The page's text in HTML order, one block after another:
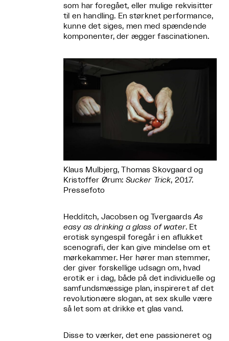
som har foregået, eller mulige rekvisitter
til en handling. En størknet performance,
kunne det siges, men med spændende
komponenter, der ægger fascinationen.
Klaus Mulbjerg, Thomas Skovgaard og
Kristoffer Ørum: Sucker Trick, 2017.
Pressefoto
Hedditch, Jacobsen og Tvergaards As
easy as drinking a glass of water. Et
erotisk syngespil foregår i en aflukket
scenografi, der kan give mindelse om et
mørkekammer. Her hører man stemmer,
der giver forskellige udsagn om, hvad
erotik er i dag, både på det individuelle og
samfundsmæssige plan, inspireret af det
revolutionære slogan, at sex skulle være
så let som at drikke et glas vand.
Disse to værker, det ene passioneret og